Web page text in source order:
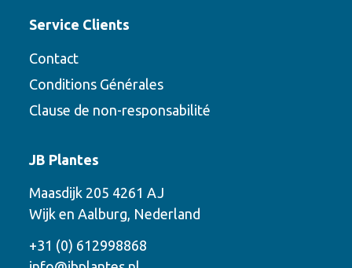
options suivantes
Service Clients
Contact
Conditions Générales
Clause de non-responsabilité
JB Plantes
Maasdijk 205 4261 AJ
Wijk en Aalburg, Nederland
+31 (0) 612998868